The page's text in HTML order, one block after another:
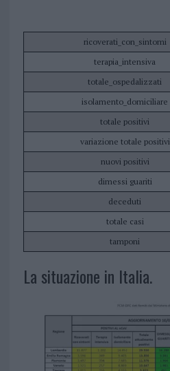
ricoverati_con_sintomi
terapia_intensiva
totale_ospedalizzati
isolamento_domiciliare
totale positivi
variazione totale positivi
nuovi positivi
dimessi guariti
deceduti
totale casi
tamponi
La situazione in Italia.